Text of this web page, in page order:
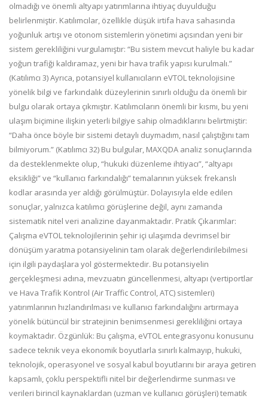
olmadığı ve önemli altyapı yatırımlarına ihtiyaç duyulduğu
belirlenmiştir. Katılımcılar, özellikle düşük irtifa hava sahasında
yoğunluk artışı ve otonom sistemlerin yönetimi açısından yeni bir
sistem gerekliliğini vurgulamıştır: “Bu sistem mevcut haliyle bu kadar
yoğun trafiği kaldıramaz, yeni bir hava trafik yapısı kurulmalı.”
(Katılımcı 3) Ayrıca, potansiyel kullanıcıların eVTOL teknolojisine
yönelik bilgi ve farkındalık düzeylerinin sınırlı olduğu da önemli bir
bulgu olarak ortaya çıkmıştır. Katılımcıların önemli bir kısmı, bu yeni
ulaşım biçimine ilişkin yeterli bilgiye sahip olmadıklarını belirtmiştir:
“Daha önce böyle bir sistemi detaylı duymadım, nasıl çalıştığını tam
bilmiyorum.” (Katılımcı 32) Bu bulgular, MAXQDA analiz sonuçlarında
da desteklenmekte olup, “hukuki düzenleme ihtiyacı”, “altyapı
eksikliği” ve “kullanıcı farkındalığı” temalarının yüksek frekanslı
kodlar arasında yer aldığı görülmüştür. Dolayısıyla elde edilen
sonuçlar, yalnızca katılımcı görüşlerine değil, aynı zamanda
sistematik nitel veri analizine dayanmaktadır. Pratik Çıkarımlar:
Çalışma eVTOL teknolojilerinin şehir içi ulaşımda devrimsel bir
dönüşüm yaratma potansiyelinin tam olarak değerlendirilebilmesi
için ilgili paydaşlara yol göstermektedir. Bu potansiyelin
gerçekleşmesi adına, mevzuatın güncellenmesi, altyapı (vertiportlar
ve Hava Trafik Kontrol (Air Traffic Control, ATC) sistemleri)
yatırımlarının hızlandırılması ve kullanıcı farkındalığını artırmaya
yönelik bütüncül bir stratejinin benimsenmesi gerekliliğini ortaya
koymaktadır. Özgünlük: Bu çalışma, eVTOL entegrasyonu konusunu
sadece teknik veya ekonomik boyutlarla sınırlı kalmayıp, hukuki,
teknolojik, operasyonel ve sosyal kabul boyutlarını bir araya getiren
kapsamlı, çoklu perspektifli nitel bir değerlendirme sunması ve
verileri birincil kaynaklardan (uzman ve kullanıcı görüşleri) tematik